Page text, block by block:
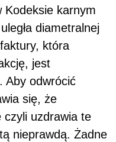
Kodeksie karnym
diametralnej
która
jest
Aby odwrócić
się, że
czyli uzdrawia te
nieprawdą. Żadne